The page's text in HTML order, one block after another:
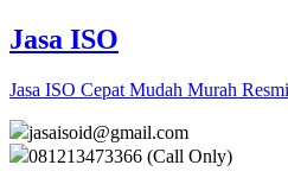
Jasa ISO
Jasa ISO Cepat Mudah Murah
jasaisoid@gmail.com
081213473366 (Call Only)